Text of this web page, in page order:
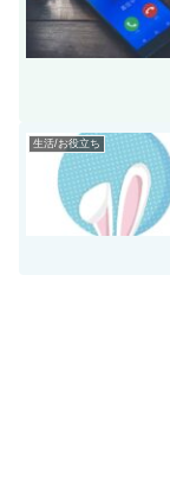
生活/お役立ち